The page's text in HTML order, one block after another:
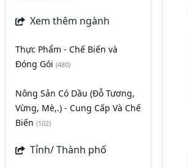
Xem thêm ngành
Thực Phẩm - Chế Biến và
Đóng Gói (480)
Nông Sản Có Dầu (Đỗ Tương,
Vừng, Mè,.) - Cung Cấp Và Chế
Biến (102)
Tỉnh/ Thành phố